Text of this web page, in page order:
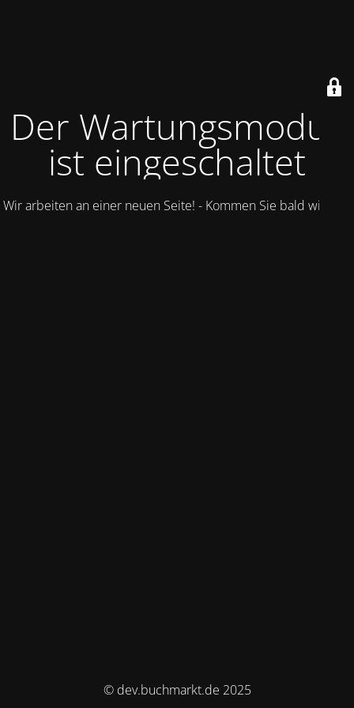
Der Wartungsmodus
ist eingeschaltet
Wir arbeiten an einer neuen Seite! - Kommen Sie bald wieder.
© dev.buchmarkt.de 2025